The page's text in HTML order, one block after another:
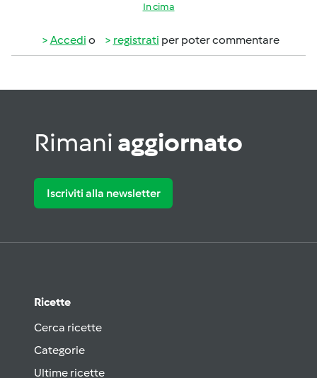
In cima
Accedi o registrati per poter commentare
Rimani aggiornato
Iscriviti alla newsletter
Ricette
Cerca ricette
Categorie
Ultime ricette